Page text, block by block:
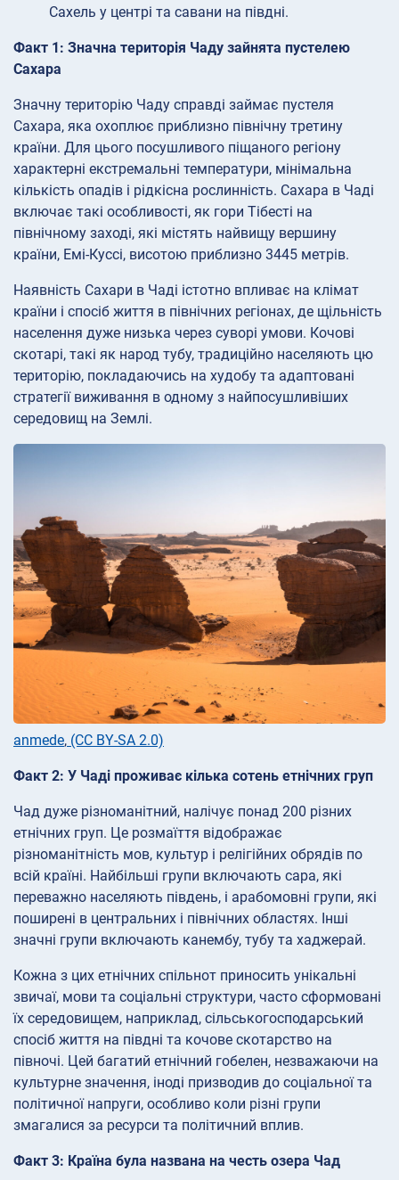
Сахель у центрі та савани на півдні.
Факт 1: Значна територія Чаду зайнята пустелею
Сахара
Значну територію Чаду справді займає пустеля
Сахара, яка охоплює приблизно північну третину
країни. Для цього посушливого піщаного регіону
характерні екстремальні температури, мінімальна
кількість опадів і рідкісна рослинність. Сахара в Чаді
включає такі особливості, як гори Тібесті на
північному заході, які містять найвищу вершину
країни, Емі-Куссі, висотою приблизно 3445 метрів.
Наявність Сахари в Чаді істотно впливає на клімат
країни і спосіб життя в північних регіонах, де щільність
населення дуже низька через суворі умови. Кочові
скотарі, такі як народ тубу, традиційно населяють цю
територію, покладаючись на худобу та адаптовані
стратегії виживання в одному з найпосушливіших
середовищ на Землі.
anmede, (CC BY-SA 2.0)
Факт 2: У Чаді проживає кілька сотень етнічних груп
Чад дуже різноманітний, налічує понад 200 різних
етнічних груп. Це розмаїття відображає
різноманітність мов, культур і релігійних обрядів по
всій країні. Найбільші групи включають сара, які
переважно населяють південь, і арабомовні групи, які
поширені в центральних і північних областях. Інші
значні групи включають канембу, тубу та хаджерай.
Кожна з цих етнічних спільнот приносить унікальні
звичаї, мови та соціальні структури, часто сформовані
їх середовищем, наприклад, сільськогосподарський
спосіб життя на півдні та кочове скотарство на
півночі. Цей багатий етнічний гобелен, незважаючи на
культурне значення, іноді призводив до соціальної та
політичної напруги, особливо коли різні групи
змагалися за ресурси та політичний вплив.
Факт 3: Країна була названа на честь озера Чад